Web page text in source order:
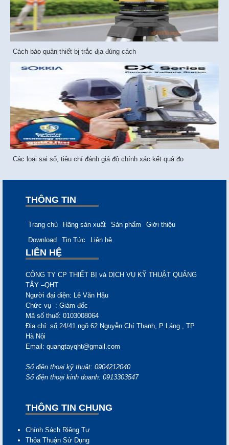
Cách bảo quản thiết bị trắc địa đúng cách
Các loại sai số, tiêu chí đánh giá độ chính xác kết quả đo
THÔNG TIN
Trang chủ Hãng sản xuất Sản phẩm
Giới thiệu
Download
Tin Tức Liên hệ
LIÊN HỆ
CÔNG TY CP THIẾT BỊ và DỊCH VỤ KỸ THUẬT QUẢNG
TÂY –QHT
Người đại diện: Lê Văn Hậu
Chức vụ : Giám đốc
Mã số thuế: 0103008064
Địa chỉ: số 24/41 ngõ 62 Nguyễn Chí Thanh, P Láng , TP
Hà Nội
Email: quangtayqht@gmail.com
Số điện thoại kỹ thuật: 0904212040
Số điện thoại kinh doanh: 0913303547
THÔNG TIN CHUNG
Chính Sách Riêng Tư
Thỏa Thuận Sử Dụng